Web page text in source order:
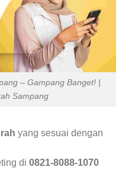
– Gampang Banget! |
Sampang
yang sesuai dengan
di 0821-8088-1070